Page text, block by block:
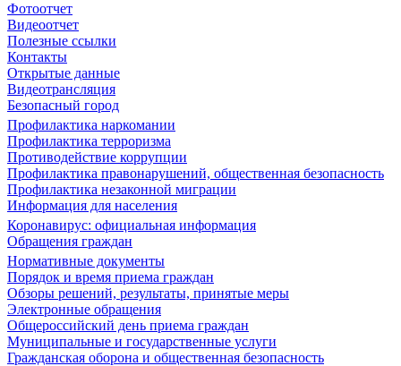
Фотоотчет
Видеоотчет
Полезные ссылки
Контакты
Открытые данные
Видеотрансляция
Безопасный город
Профилактика наркомании
Профилактика терроризма
Противодействие коррупции
Профилактика правонарушений, общественная безопасность
Профилактика незаконной миграции
Информация для населения
Коронавирус: официальная информация
Обращения граждан
Нормативные документы
Порядок и время приема граждан
Обзоры решений, результаты, принятые меры
Электронные обращения
Общероссийский день приема граждан
Муниципальные и государственные услуги
Гражданская оборона и общественная безопасность